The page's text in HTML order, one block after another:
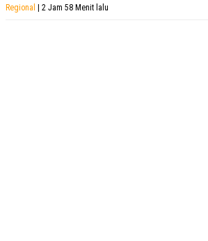
Regional | 2 Jam 58 Menit lalu